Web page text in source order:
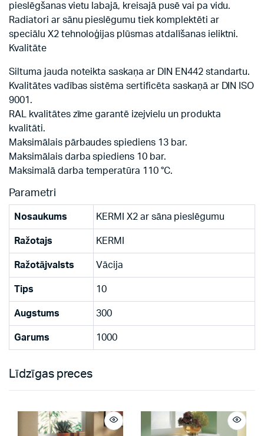
pieslēgšanas vietu labajā, kreisajā pusē vai pa vidu.
Radiatori ar sānu pieslēgumu tiek komplektēti ar
speciālu X2 tehnoloģijas plūsmas atdalīšanas ieliktni.
Kvalitāte
Siltuma jauda noteikta saskaņa ar DIN EN442 standartu.
Kvalitātes vadības sistēma sertificēta saskaņā ar DIN ISO
9001.
RAL kvalitātes zīme garantē izejvielu un produkta
kvalitāti.
Maksimālais pārbaudes spiediens 13 bar.
Maksimālais darba spiediens 10 bar.
Maksimalā darba temperatūra 110 °C.
Parametri
Nosaukums KERMI X2 ar sāna pieslēgumu
Ražotajs KERMI
Ražotājvalsts Vācija
Tips 10
Augstums 300
Garums 1000
Līdzīgas preces